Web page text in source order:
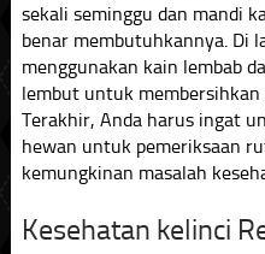
sekali seminggu dan mandi
benar membutuhkannya. Di
menggunakan kain lembab
lembut untuk membersihkan
Terakhir, Anda harus ingat
hewan untuk pemeriksaan
kemungkinan masalah
Kesehatan kelinci